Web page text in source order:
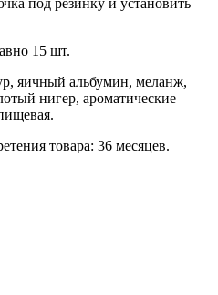
под резинку и установить
15 шт.
яичный альбумин, меланж,
нигер, ароматические
товара: 36 месяцев.